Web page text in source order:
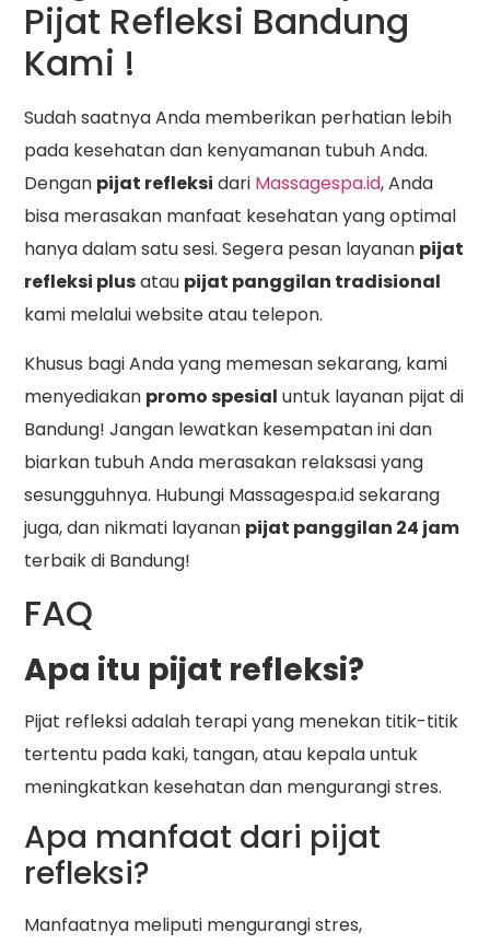
Pijat Refleksi Bandung
Kami !
Sudah saatnya Anda memberikan perhatian lebih
pada kesehatan dan kenyamanan tubuh Anda.
Dengan pijat refleksi dari Massagespa.id, Anda
bisa merasakan manfaat kesehatan yang optimal
hanya dalam satu sesi. Segera pesan layanan pijat
refleksi plusatau pijat panggilan tradisional
kami melalui website atau telepon.
Khusus bagi Anda yang memesan sekarang, kami
menyediakan promo spesial untuk layanan pijat di
Bandung! Jangan lewatkan kesempatan ini dan
biarkan tubuh Anda merasakan relaksasi yang
sesungguhnya. Hubungi Massagespa.id sekarang
juga, dan nikmati layanan pijat panggilan 24 jam
terbaik di Bandung!
FAQ
Apa itu pijat refleksi?
Pijat refleksi adalah terapi yang menekan titik-titik
tertentu pada kaki, tangan, atau kepala untuk
meningkatkan kesehatan dan mengurangi stres.
Apa manfaat dari pijat
refleksi?
Manfaatnya meliputi mengurangi stres,